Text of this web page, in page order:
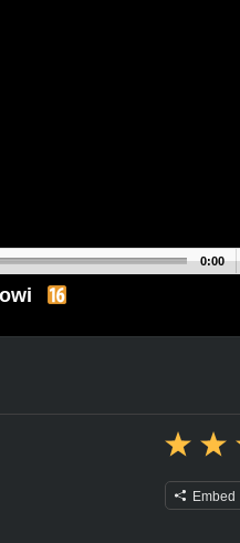
0:00
Embed